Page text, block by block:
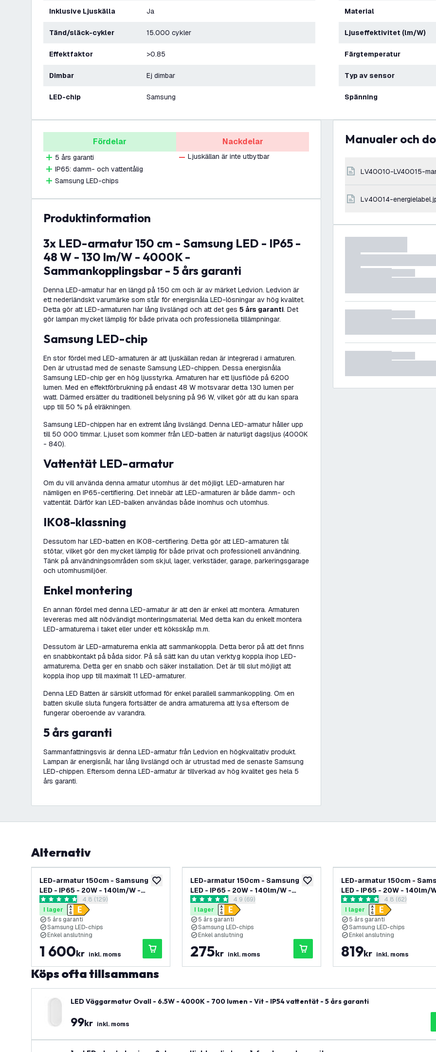
Inklusive Ljuskälla Ja
Tänd/släck-cykler 15.000 cykler
Effektfaktor >0.85
Dimbar Ej dimbar
LED-chip Samsung
Material
Ljuseffektivitet (lm/W)
Färgtemperatur
Typ av sensor
Spänning
Fördelar
5 års garanti
IP65: damm- och vattentålig
Samsung LED-chips
Nackdelar
Ljuskällan är inte utbytbar
produktinformation
3x LED-armatur 150 cm - Samsung LED - IP65 -
48 W - 130 lm/W - 4000K -
Sammankopplingsbar - 5 års garanti
Denna LED-armatur har en längd på 150 cm och är av märket Ledvion. Ledvion är
ett nederländskt varumärke som står för energisnåla LED-lösningar av hög kvalitet.
Detta gör att LED-armaturen har lång livslängd och att det ges 5 års garanti. Det
gör lampan mycket lämplig för både privata och professionella tillämpningar.
Samsung LED-chip
En stor fördel med LED-armaturen är att ljuskällan redan är integrerad i armaturen.
Den är utrustad med de senaste Samsung LED-chippen. Dessa energisnåla
Samsung LED-chip ger en hög ljusstyrka. Armaturen har ett ljusflöde på 6200
lumen. Med en effektförbrukning på endast 48 W motsvarar detta 130 lumen per
watt. Därmed ersätter du traditionell belysning på 96 W, vilket gör att du kan spara
upp till 50 % på elräkningen.
Samsung LED-chippen har en extremt lång livslängd. Denna LED-armatur håller upp
till 50 000 timmar. Ljuset som kommer från LED-batten är naturligt dagsljus (4000K
- 840).
Vattentät LED-armatur
Om du vill använda denna armatur utomhus är det möjligt. LED-armaturen har
nämligen en IP65-certifiering. Det innebär att LED-armaturen är både damm- och
vattentät. Därför kan LED-balken användas både inomhus och utomhus.
IK08-klassning
Dessutom har LED-batten en IK08-certifiering. Detta gör att LED-armaturen tål
stötar, vilket gör den mycket lämplig för både privat och professionell användning.
Tänk på användningsområden som skjul, lager, verkstäder, garage, parkeringsgarage
och utomhusmiljöer.
Enkel montering
En annan fördel med denna LED-armatur är att den är enkel att montera. Armaturen
levereras med allt nödvändigt monteringsmaterial. Med detta kan du enkelt montera
LED-armaturerna i taket eller under ett köksskåp m.m.
Dessutom är LED-armaturerna enkla att sammankoppla. Detta beror på att det finns
en snabbkontakt på båda sidor. På så sätt kan du utan verktyg koppla ihop LED-
armaturerna. Detta ger en snabb och säker installation. Det är till slut möjligt att
koppla ihop upp till maximalt 11 LED-armaturer.
Denna LED Batten är särskilt utformad för enkel parallell sammankoppling. Om en
batten skulle sluta fungera fortsätter de andra armaturerna att lysa eftersom de
fungerar oberoende av varandra.
5 års garanti
Sammanfattningsvis är denna LED-armatur från Ledvion en högkvalitativ produkt.
Lampan är energisnål, har lång livslängd och är utrustad med de senaste Samsung
LED-chippen. Eftersom denna LED-armatur är tillverkad av hög kvalitet ges hela 5
års garanti.
Manualer och
LV40010-LV40015-
lv40014-
Alternativ
lägg till i önskelistan
LED-armatur 150cm - Samsung
LED - IP65 - 20W - 140lm/W -
4000K - Neutralvit -
Gennemfortrådet - 5 års garanti -
6-pack
öppna recensionspanel
4.8 stjärnbetyg4.8 (129)
I lager
5 års garanti
Samsung LED-chips
Enkel anslutning
1 600kr inkl. moms
lägg till i önskelistan
LED-armatur 150cm - Samsung
LED - IP65 - 20W - 140lm/W -
4000K - Neutralvit -
Gennemfortrådet - 5 års garanti
öppna recensionspanel
4.9 stjärnbetyg4.9 (69)
I lager
5 års garanti
Samsung LED-chips
Enkel anslutning
275kr inkl. moms
LED-armatur 150cm -
LED - IP65 - 20W - 140lm/
6500K - Kallvit -
Gennemfortrådet - 5 års
3-pack
öppna
4.8 stjärnbetyg4.8 (62)
I lager
5 års garanti
Samsung LED-chips
Enkel anslutning
819kr inkl. moms
Köps ofta tillsammans
LED Väggarmatur Ovall - 6.5W - 4000K - 700 lumen - Vit - IP54 vattentät - 5 års garanti
99kr inkl. moms